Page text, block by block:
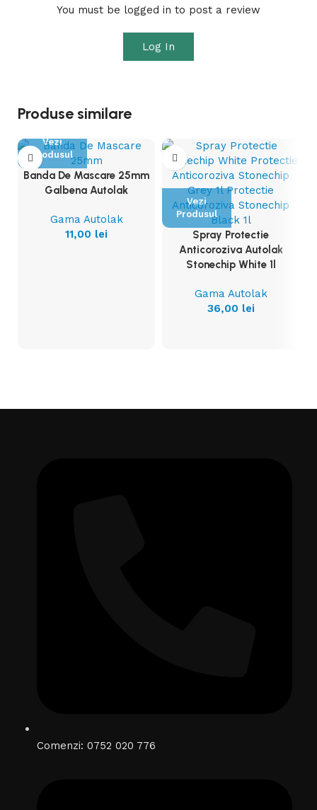
You must be logged in to post a review
Log In
Produse similare
Vezi
Produsul
Banda De Mascare 25mm
Galbena Autolak
Gama Autolak
11,00 lei
Vezi
Produsul
Spray Protectie
Anticoroziva Autolak
Stonechip White 1l
Gama Autolak
36,00 lei
Comenzi: 0752 020 776